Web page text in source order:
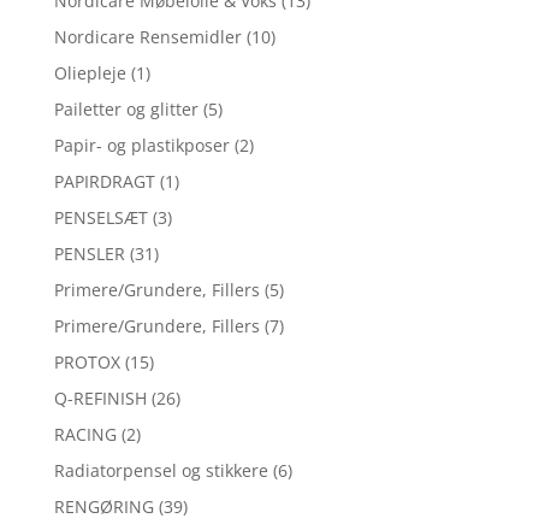
Nordicare Rensemidler (10)
Oliepleje (1)
Pailetter og glitter (5)
Papir- og plastikposer (2)
PAPIRDRAGT (1)
PENSELSÆT (3)
PENSLER (31)
Primere/Grundere, Fillers (5)
Primere/Grundere, Fillers (7)
PROTOX (15)
Q-REFINISH (26)
RACING (2)
Radiatorpensel og stikkere (6)
RENGØRING (39)